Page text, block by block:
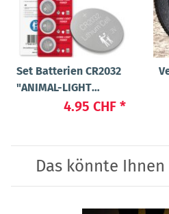
Set Batterien CR2032
"ANIMAL-LIGHT
4.95 CHF *
Das könnte